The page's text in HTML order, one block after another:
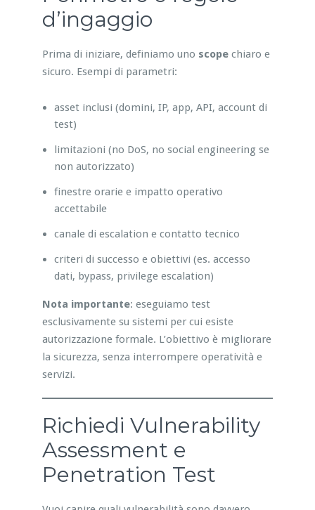
d’ingaggio
Prima di iniziare, definiamo uno scopechiaro e
sicuro. Esempi di parametri:
asset inclusi (domini, IP, app, API, account di
test)
limitazioni (no DoS, no social engineering se
non autorizzato)
finestre orarie e impatto operativo
accettabile
canale di escalation e contatto tecnico
criteri di successo e obiettivi (es. accesso
dati, bypass, privilege escalation)
Nota importante: eseguiamo test
esclusivamente su sistemi per cui esiste
autorizzazione formale. L’obiettivo è migliorare
la sicurezza, senza interrompere operatività e
servizi.
Richiedi Vulnerability
Assessment e
Penetration Test